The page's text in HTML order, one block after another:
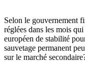
Selon le gouvernement
réglées dans les mois
européen de stabilité
sauvetage permanent
sur le marché